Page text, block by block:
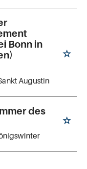
Bonn in
Augustin
des